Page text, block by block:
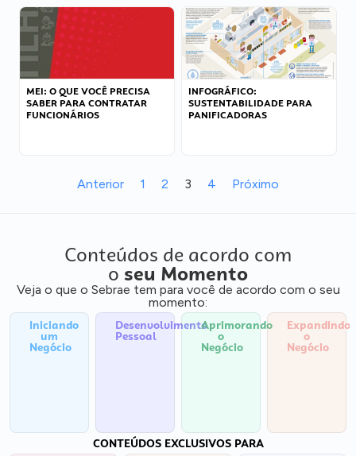
MEI: O QUE VOCÊ PRECISA
SABER PARA CONTRATAR
FUNCIONÁRIOS
INFOGRÁFICO:
SUSTENTABILIDADE PARA
PANIFICADORAS
Anterior 1 2 3 4 Próximo
Conteúdos de acordo com
o seu Momento
Veja o que o Sebrae tem para você de acordo com o seu
momento:
Iniciando
um
Negócio
Desenvolvimento
Pessoal
Aprimorando
o
Negócio
Expandindo
o
Negócio
CONTEÚDOS EXCLUSIVOS PARA